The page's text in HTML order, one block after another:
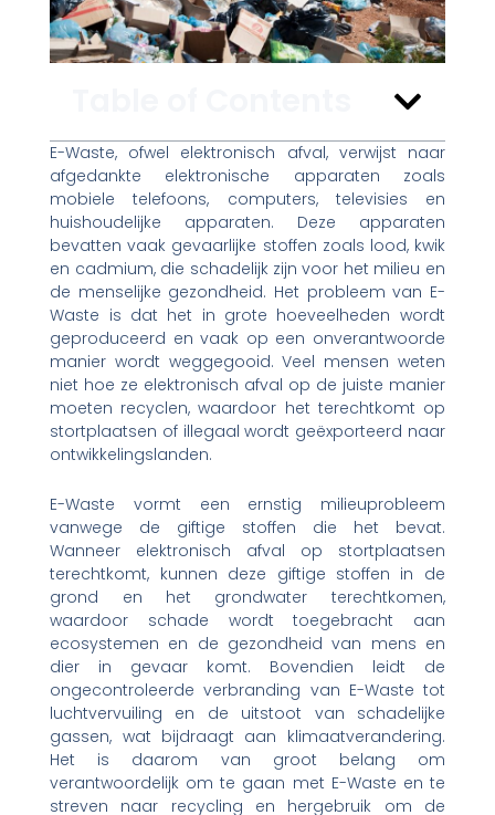
E-Waste, ofwel elektronisch afval, verwijst naar
afgedankte elektronische apparaten zoals
mobiele telefoons, computers, televisies en
huishoudelijke apparaten. Deze apparaten
bevatten vaak gevaarlijke stoffen zoals lood, kwik
en cadmium, die schadelijk zijn voor het milieu en
de menselijke gezondheid. Het probleem van E-
Waste is dat het in grote hoeveelheden wordt
geproduceerd en vaak op een onverantwoorde
manier wordt weggegooid. Veel mensen weten
niet hoe ze elektronisch afval op de juiste manier
moeten recyclen, waardoor het terechtkomt op
stortplaatsen of illegaal wordt geëxporteerd naar
ontwikkelingslanden.
E-Waste vormt een ernstig milieuprobleem
vanwege de giftige stoffen die het bevat.
Wanneer elektronisch afval op stortplaatsen
terechtkomt, kunnen deze giftige stoffen in de
grond en het grondwater terechtkomen,
waardoor schade wordt toegebracht aan
ecosystemen en de gezondheid van mens en
dier in gevaar komt. Bovendien leidt de
ongecontroleerde verbranding van E-Waste tot
luchtvervuiling en de uitstoot van schadelijke
gassen, wat bijdraagt aan klimaatverandering.
Het is daarom van groot belang om
verantwoordelijk om te gaan met E-Waste en te
streven naar recycling en hergebruik om de